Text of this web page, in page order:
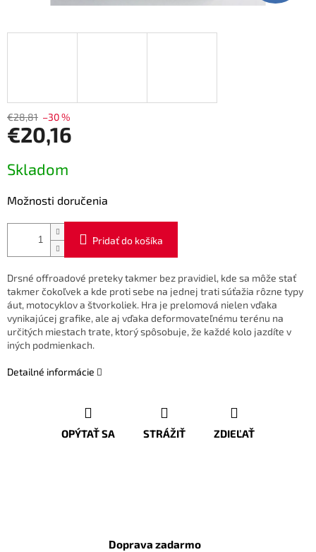
€28,81 –30 %
€20,16
cena:
Skladom
Možnosti doručenia
Pridať do košíka
Drsné offroadové preteky takmer bez pravidiel, kde sa môže stať
takmer čokoľvek a kde proti sebe na jednej trati súťažia rôzne typy
áut, motocyklov a štvorkoliek. Hra je prelomová nielen vďaka
vynikajúcej grafike, ale aj vďaka deformovateľnému terénu na
určitých miestach trate, ktorý spôsobuje, že každé kolo jazdíte v
iných podmienkach.
Detailné informácie
OPÝTAŤ SA STRÁŽIŤ ZDIEĽAŤ
Doprava zadarmo